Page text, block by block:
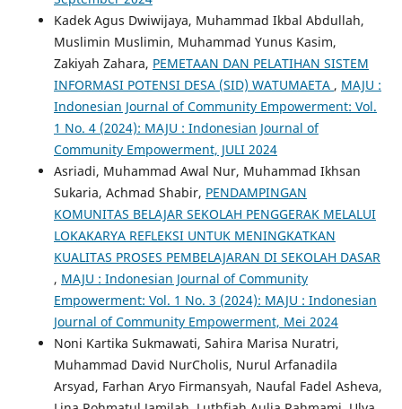
Kadek Agus Dwiwijaya, Muhammad Ikbal Abdullah,
Muslimin Muslimin, Muhammad Yunus Kasim,
Zakiyah Zahara, PEMETAAN DAN PELATIHAN SISTEM
INFORMASI POTENSI DESA (SID) WATUMAETA , MAJU :
Indonesian Journal of Community Empowerment: Vol.
1 No. 4 (2024): MAJU : Indonesian Journal of
Community Empowerment, JULI 2024
Asriadi, Muhammad Awal Nur, Muhammad Ikhsan
Sukaria, Achmad Shabir, PENDAMPINGAN
KOMUNITAS BELAJAR SEKOLAH PENGGERAK MELALUI
LOKAKARYA REFLEKSI UNTUK MENINGKATKAN
KUALITAS PROSES PEMBELAJARAN DI SEKOLAH DASAR
, MAJU : Indonesian Journal of Community
Empowerment: Vol. 1 No. 3 (2024): MAJU : Indonesian
Journal of Community Empowerment, Mei 2024
Noni Kartika Sukmawati, Sahira Marisa Nuratri,
Muhammad David NurCholis, Nurul Arfanadila
Arsyad, Farhan Aryo Firmansyah, Naufal Fadel Asheva,